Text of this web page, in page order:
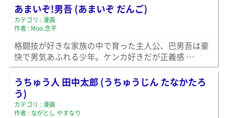
あまいぞ!男吾 (あまいぞ だんご)
カテゴリ : 漫画
作者 : Moo.念平
格闘技が好きな家族の中で育った主人公、巴男吾は豪
快で男気あふれる少年。ケンカ好きだが正義感 …
うちゅう人 田中太郎 (うちゅうじん たなかたろ
う)
カテゴリ : 漫画
作者 : ながとし やすなり